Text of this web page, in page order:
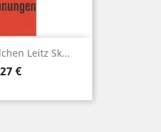
Leitz Sk...
€